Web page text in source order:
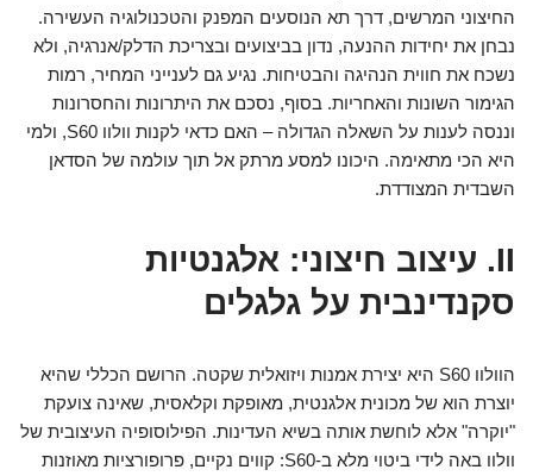
החיצוני המרשים, דרך תא הנוסעים המפנק והטכנולוגיה העשירה.
נבחן את יחידות ההנעה, נדון בביצועים ובצריכת הדלק/אנרגיה, ולא
נשכח את חווית הנהיגה והבטיחות. נגיע גם לענייני המחיר, רמות
הגימור השונות והאחריות. בסוף, נסכם את היתרונות והחסרונות
וננסה לענות על השאלה הגדולה – האם כדאי לקנות וולוו S60, ולמי
היא הכי מתאימה. היכונו למסע מרתק אל תוך עולמה של הסדאן
השבדית המצודדת.
II. עיצוב חיצוני: אלגנטיות
סקנדינבית על גלגלים
הוולוו S60 היא יצירת אמנות ויזואלית שקטה. הרושם הכללי שהיא
יוצרת הוא של מכונית אלגנטית, מאופקת וקלאסית, שאינה צועקת
"יוקרה" אלא לוחשת אותה בשיא העדינות. הפילוסופיה העיצובית של
וולוו באה לידי ביטוי מלא ב-S60: קווים נקיים, פרופורציות מאוזנות